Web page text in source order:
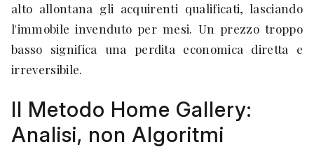
alto allontana gli acquirenti qualificati, lasciando
l'immobile invenduto per mesi. Un prezzo troppo
basso significa una perdita economica diretta e
irreversibile.
Il Metodo Home Gallery:
Analisi, non Algoritmi